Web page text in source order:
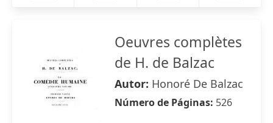
Oeuvres complètes
de H. de Balzac
Autor: Honoré De Balzac
Número de Páginas: 526